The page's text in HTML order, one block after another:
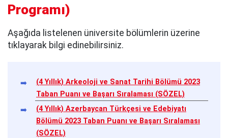
Programı)
Aşağıda listelenen üniversite bölümlerin üzerine
tıklayarak bilgi edinebilirsiniz.
(4 Yıllık) Arkeoloji ve Sanat Tarihi Bölümü 2023
Taban Puanı ve Başarı Sıralaması (SÖZEL)
(4 Yıllık) Azerbaycan Türkçesi ve Edebiyatı
Bölümü 2023 Taban Puanı ve Başarı Sıralaması
(SÖZEL)